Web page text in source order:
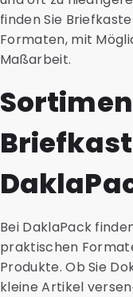
finden Sie
Formaten, mit
Maßarbeit.
Bei DaklaPack
praktischen
Produkte. Ob Sie
kleine Artikel